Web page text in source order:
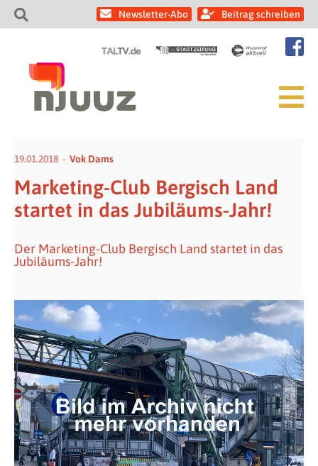
Newsletter-Abo Beitrag schreiben
19.01.2018 Vok Dams
Marketing-Club Bergisch Land
startet in das Jubiläums-Jahr!
Der Marketing-Club Bergisch Land startet in das
Jubiläums-Jahr!